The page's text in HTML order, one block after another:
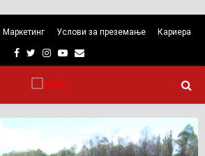
Маркетинг Услови за преземање Кариера
Facebook
TwitterInstagram
Youtube
Email